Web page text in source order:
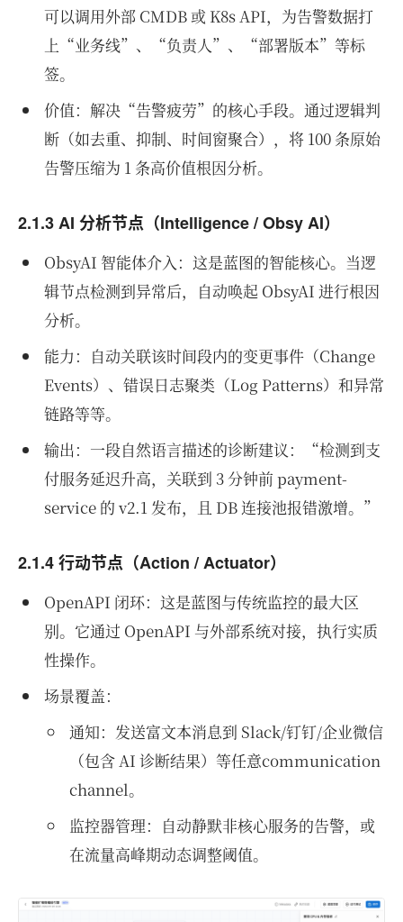
可以调用外部 CMDB 或 K8s API，为告警数据打
上“业务线”、“负责人”、“部署版本”等标
签。
价值：解决“告警疲劳”的核心手段。通过逻辑判
断（如去重、抑制、时间窗聚合），将 100 条原始
告警压缩为 1 条高价值根因分析。
2.1.3 AI 分析节点（Intelligence / Obsy AI）
ObsyAI 智能体介入：这是蓝图的智能核心。当逻
辑节点检测到异常后，自动唤起 ObsyAI 进行根因
分析。
能力：自动关联该时间段内的变更事件（Change
Events）、错误日志聚类（Log Patterns）和异常
链路等等。
输出：一段自然语言描述的诊断建议：“检测到支
付服务延迟升高，关联到 3 分钟前 payment-
service 的 v2.1 发布，且 DB 连接池报错激增。”
2.1.4 行动节点（Action / Actuator）
OpenAPI 闭环：这是蓝图与传统监控的最大区
别。它通过 OpenAPI 与外部系统对接，执行实质
性操作。
场景覆盖：
通知：发送富文本消息到 Slack/钉钉/企业微信
（包含 AI 诊断结果）等任意communication
channel。
监控器管理：自动静默非核心服务的告警，或
在流量高峰期动态调整阈值。